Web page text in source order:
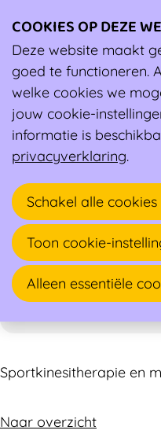
Ambassadeur
9200
+32 479 78 52 37
Sportkinesitherapie en
Naar overzicht
COOKIES OP DEZE
Deze website maakt
goed te functioneren.
welke cookies we
jouw cookie-
informatie is
privacyverklaring.
Schakel alle cookies
Toon cookie-
Alleen essentiële